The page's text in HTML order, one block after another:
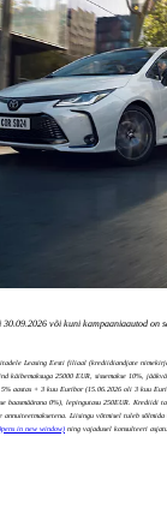
või kuni kampaaniaautod on
Leasing Eesti filiaal (krediidiandjate
käibemaksuga 25000 EUR, sissemakse 10%,
aastas + 3 kuu Euribor (15.06.2026 oli 3 kuu
0%), lepingutasu 250EUR. Krediidi
annuiteetmaksetena. Liisingu võtmisel tuleb
in new window) ning vajadusel konsulteeri